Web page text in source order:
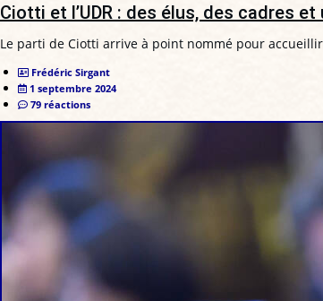
Ciotti et l’UDR : des élus, des cadres
Le parti de Ciotti arrive à point nommé pour
Frédéric Sirgant
1 septembre 2024
79 réactions